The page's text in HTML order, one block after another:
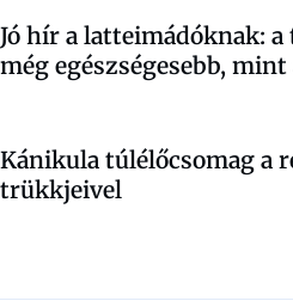
Jó hír a latteimádóknak: a
még egészségesebb,
Kánikula túlélőcsomag a
trükkjeivel